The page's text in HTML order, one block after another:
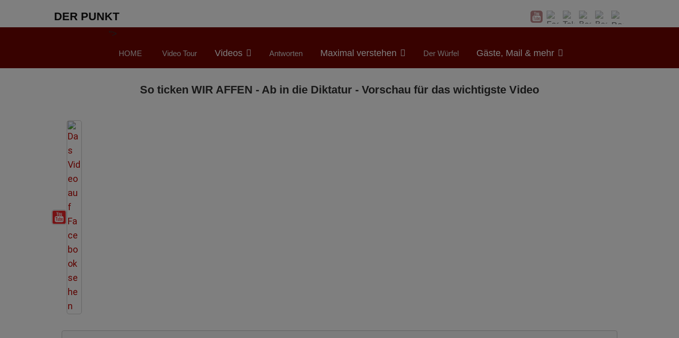
DER PUNKT
">
HOME Video Tour Videos Antworten Maximal verstehen Der Würfel Gäste, Mail & mehr
So ticken WIR AFFEN - Ab in die Diktatur - Vorschau für das wichtigste Video